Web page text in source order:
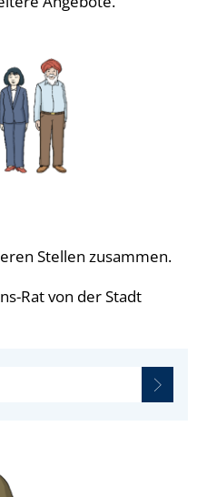
Stellen zusammen.
Rat von der Stadt